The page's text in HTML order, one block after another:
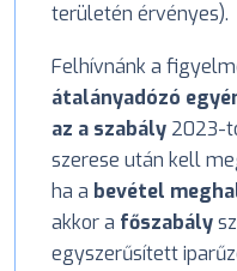
területén érvényes).
Felhívnánk a
átalányadózó
az a szabály 2023-
szerese után kell
ha a bevétel
akkor a főszabály
egyszerűsített